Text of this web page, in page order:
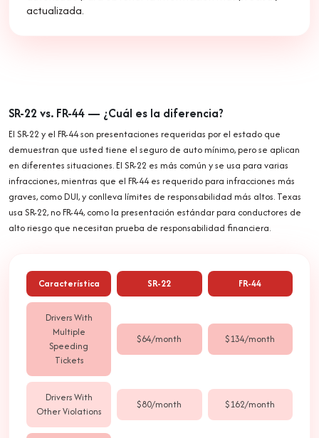
actualizada.
SR-22 vs. FR-44 — ¿Cuál es la diferencia?
El SR-22 y el FR-44 son presentaciones requeridas por el estado que
demuestran que usted tiene el seguro de auto mínimo, pero se aplican
en diferentes situaciones. El SR-22 es más común y se usa para varias
infracciones, mientras que el FR-44 es requerido para infracciones más
graves, como DUI, y conlleva límites de responsabilidad más altos. Texas
usa SR-22, no FR-44, como la presentación estándar para conductores de
alto riesgo que necesitan prueba de responsabilidad financiera.
Característica SR-22 FR-44
Drivers With
Multiple
Speeding
Tickets
$64/month $134/month
Drivers With
Other Violations
$80/month $162/month